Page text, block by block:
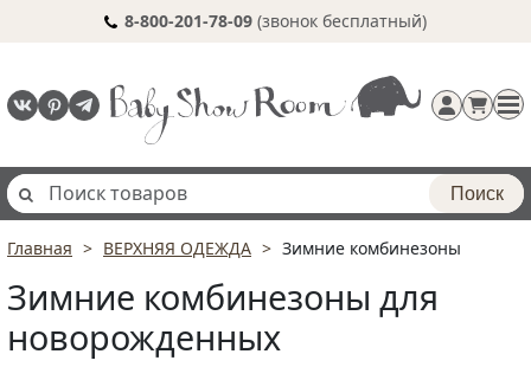
8-800-201-78-09 (звонок бесплатный)
Поиск
Главная ВЕРХНЯЯ ОДЕЖДА Зимние комбинезоны
Зимние комбинезоны для
новорожденных